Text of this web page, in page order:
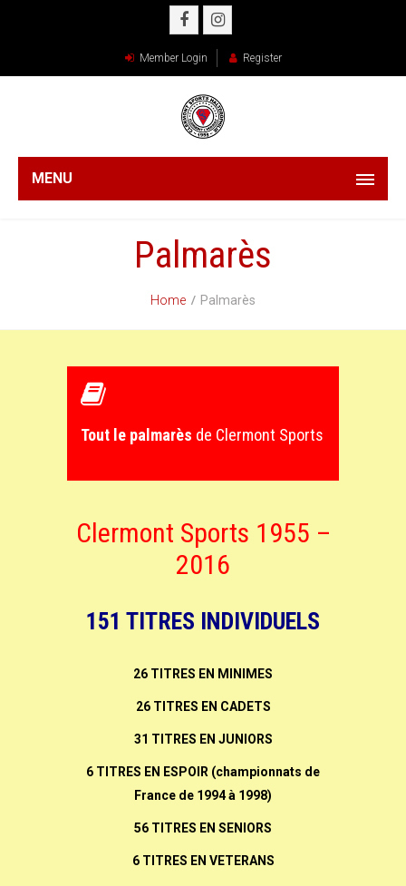
Member Login Register
MENU
Palmarès
Home Palmarès
Tout le palmarès de Clermont Sports
Clermont Sports 1955 –
2016
151 TITRES INDIVIDUELS
26 TITRES EN MINIMES
26 TITRES EN CADETS
31 TITRES EN JUNIORS
6 TITRES EN ESPOIR (championnats de
France de 1994 à 1998)
56 TITRES EN SENIORS
6 TITRES EN VETERANS